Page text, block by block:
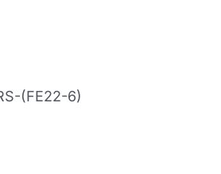
(FE22-6)